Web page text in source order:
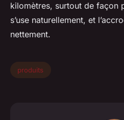
kilomètres, surtout de façon
s’use naturellement, et
nettement.
produits